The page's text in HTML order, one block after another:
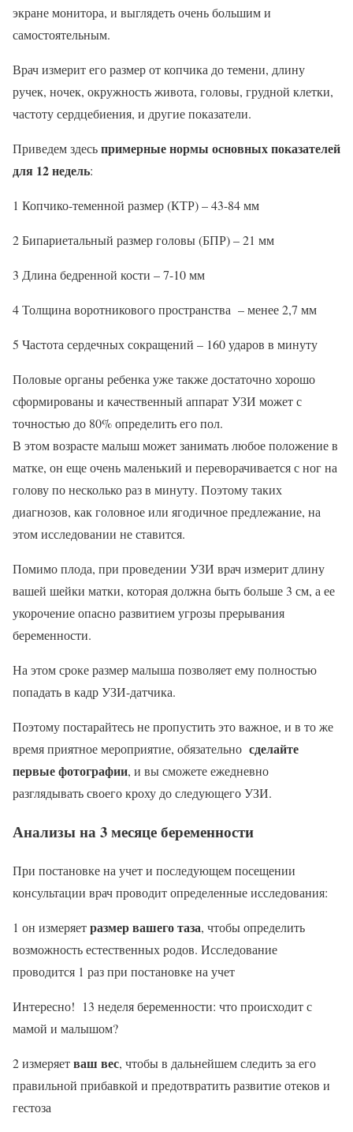
экране монитора, и выглядеть очень большим и
самостоятельным.
Врач измерит его размер от копчика до темени, длину
ручек, ночек, окружность живота, головы, грудной клетки,
частоту сердцебиения, и другие показатели.
Приведем здесьпримерные нормы основных показателей
для 12 недель:
1 Копчико-теменной размер (КТР) – 43-84 мм
2 Бипариетальный размер головы (БПР) – 21 мм
3 Длина бедренной кости – 7-10 мм
4 Толщина воротникового пространства – менее 2,7 мм
5 Частота сердечных сокращений – 160 ударов в минуту
Половые органы ребенка уже также достаточно хорошо
сформированы и качественный аппарат УЗИ может с
точностью до 80% определить его пол.
В этом возрасте малыш может занимать любое положение в
матке, он еще очень маленький и переворачивается с ног на
голову по несколько раз в минуту. Поэтому таких
диагнозов, как головное или ягодичное предлежание, на
этом исследовании не ставится.
Помимо плода, при проведении УЗИ врач измерит длину
вашей шейки матки, которая должна быть больше 3 см, а ее
укорочение опасно развитием угрозы прерывания
беременности.
На этом сроке размер малыша позволяет ему полностью
попадать в кадр УЗИ-датчика.
Поэтому постарайтесь не пропустить это важное, и в то же
время приятное мероприятие, обязательно сделайте
первые фотографии, и вы сможете ежедневно
разглядывать своего кроху до следующего УЗИ.
Анализы на 3 месяце беременности
При постановке на учет и последующем посещении
консультации врач проводит определенные исследования:
1 он измеряетразмер вашего таза, чтобы определить
возможность естественных родов. Исследование
проводится 1 раз при постановке на учет
Интересно! 13 неделя беременности: что происходит с
мамой и малышом?
2 измеряетваш вес, чтобы в дальнейшем следить за его
правильной прибавкой и предотвратить развитие отеков и
гестоза